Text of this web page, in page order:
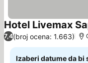
Hotel Livemax
7,4(broj ocena: 1.663)
Izaberi datume da bi